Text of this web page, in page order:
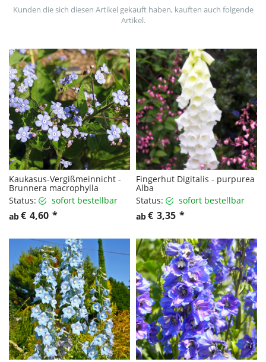
Kunden die sich diesen Artikel gekauft haben, kauften auch folgende
Artikel.
Kaukasus-Vergißmeinnicht -
Brunnera macrophylla
Status:
sofort bestellbar
ab€ 4,60 *
Fingerhut Digitalis - purpurea
Alba
Status:
sofort bestellbar
ab€ 3,35 *